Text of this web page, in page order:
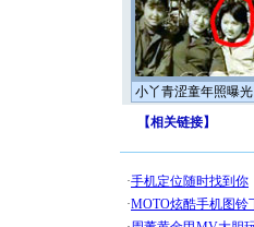
小丫青涩童年照曝光
【相关链接】